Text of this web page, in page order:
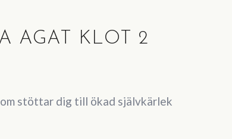
AGAT KLOT 2
stöttar dig till ökad självkärlek